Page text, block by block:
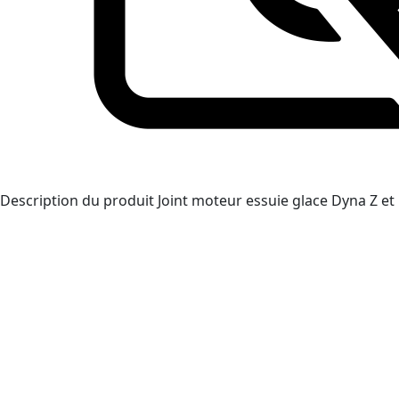
Description du produit Joint moteur essuie glace Dyna Z et